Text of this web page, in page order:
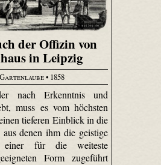
der Offizin von
in Leipzig
• 1858
nach Erkenntnis und
muss es vom höchsten
tieferen Einblick in die
denen ihm die geistige
für die weiteste
Form zugeführt